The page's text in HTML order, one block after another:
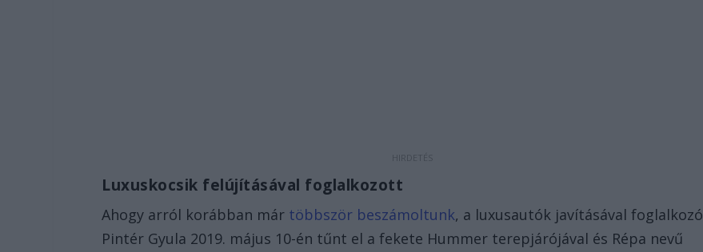
Luxuskocsik felújításával foglalkozott
Ahogy arról korábban már többször beszámoltunk, a luxusautók javításával foglalkozó
Pintér Gyula 2019. május 10-én tűnt el a fekete Hummer terepjárójával és Répa nevű